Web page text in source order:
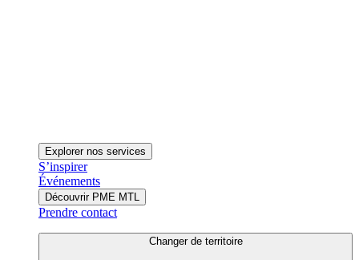
Explorer nos services
S’inspirer
Événements
Découvrir PME MTL
Prendre contact
Changer de territoire